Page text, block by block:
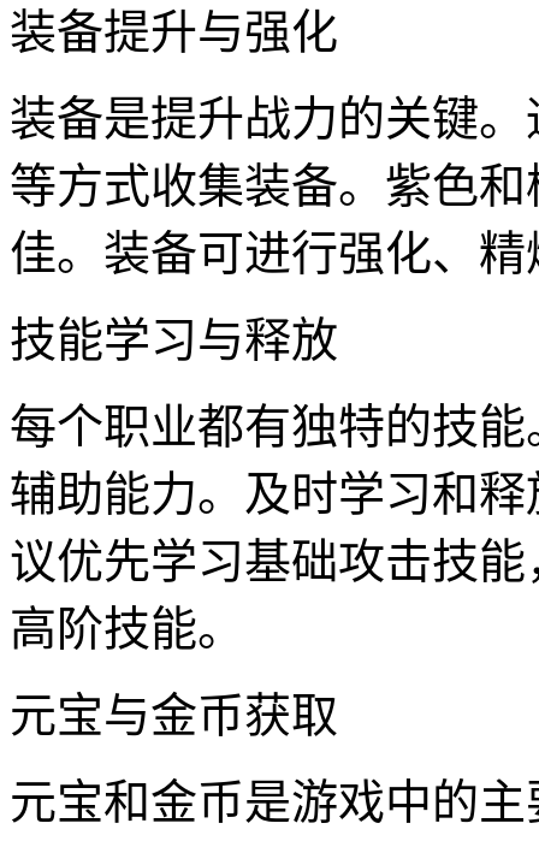
装备提升与强化
装备是提升战力的关键
等方式收集装备。紫色
佳。装备可进行强化、
技能学习与释放
每个职业都有独特的技
辅助能力。及时学习和
议优先学习基础攻击技
高阶技能。
元宝与金币获取
元宝和金币是游戏中的